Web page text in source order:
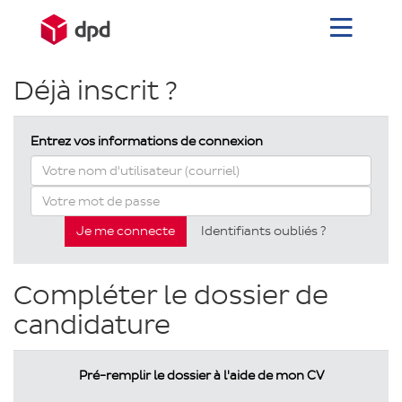
Toggle
navigation
Formulaire
de
candidature
Déjà inscrit ?
Entrez vos informations de connexion
Je me connecte Identifiants oubliés ?
Compléter le dossier de
candidature
Pré-remplir le dossier à l'aide de mon CV